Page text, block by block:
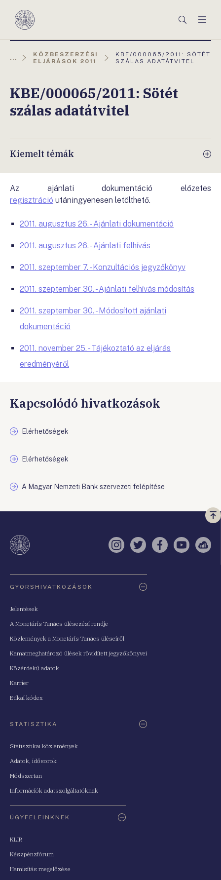
Magyar
Keresés
...
KÖZBESZERZÉSI
ELJÁRÁSOK 2011
AKTUÁLIS
OLDAL:
KBE/000065/2011: SÖTÉT
SZÁLAS ADATÁTVITEL
KBE/000065/2011: Sötét
szálas adatátvitel
Kiemelt témák
Az ajánlati dokumentáció előzetes
regisztráció utáningyenesen letölthető.
2011. augusztus 26. - Ajánlati dokumentáció
2011. augusztus 26. - Ajánlati felhívás
2011. szeptember 7. - Konzultációs jegyzőkönyv
2011. szeptember 30. - Ajánlati felhívás módosítás
2011. szeptember 30. - Módosított ajánlati
dokumentáció
2011. november 25. - Tájékoztató az eljárás
eredményéről
Kapcsolódó hivatkozások
Elérhetőségek
Elérhetőségek
A Magyar Nemzeti Bank szervezeti felépítése
a
Instagram
TwitterFacebook
YouTube
GYORSHIVATKOZÁSOK
Jelentések
A Monetáris Tanács ülésezési rendje
Közlemények a Monetáris Tanács üléseiről
Kamatmeghatározó ülések rövidített jegyzőkönyvei
Közérdekű adatok
Karrier
Etikai kódex
STATISZTIKA
Statisztikai közlemények
Adatok, idősorok
Módszertan
Információk adatszolgáltatóknak
ÜGYFELEINKNEK
KLIR
Készpénzfórum
Hamisítás megelőzése